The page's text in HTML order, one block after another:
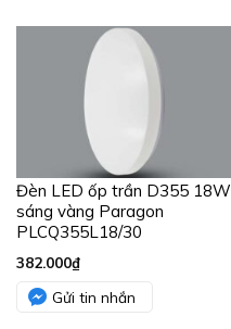
Đèn LED ốp trần D355 18W
sáng vàng Paragon
PLCQ355L18/30
382.000₫
Gửi tin nhắn